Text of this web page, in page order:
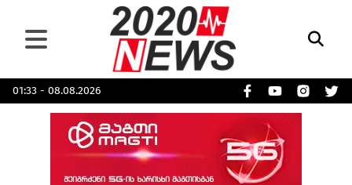
01:33 - 08.08.2026